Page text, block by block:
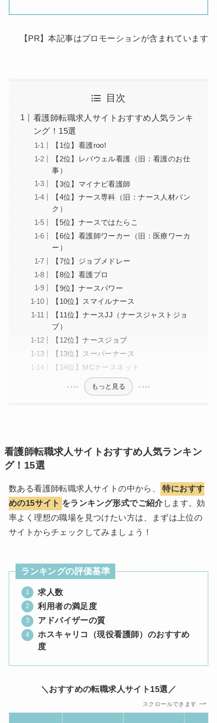
【PR】本記事はプロモーションが含まれています
目次
看護師転職求人サイトおすすめ人気ランキ
ング！15選
【1位】看護roo!
【2位】レバウェル看護（旧：看護のお仕
事）
【3位】マイナビ看護師
【4位】ナース専科（旧：ナース人材バン
ク）
【5位】ナースではたらこ
【6位】看護師ワーカー（旧：医療ワーカ
ー）
【7位】ジョブメドレー
【8位】看護プロ
【9位】ナースパワー
【10位】スマイルナース
【11位】ナースJJ（ナースジャストジョ
ブ）
【12位】ナースジョブ
【13位】スーパーナース
【14位】MCナースネット
もっと見る
看護師転職求人サイトおすすめ人気ランキン
グ！15選
数ある看護師転職求人サイトの中から、
特におすす
めの15サイト をランキング形式でご紹介します。効
率よく理想の職場を見つけたい方は、まずは上位の
サイトからチェックしてみましょう！
ランキングの評価基準
求人数
利用者の満足度
アドバイザーの質
ホスキャリコ（現役看護師）のおすすめ
度
＼おすすめの転職求人サイト15選／
スクロールできます